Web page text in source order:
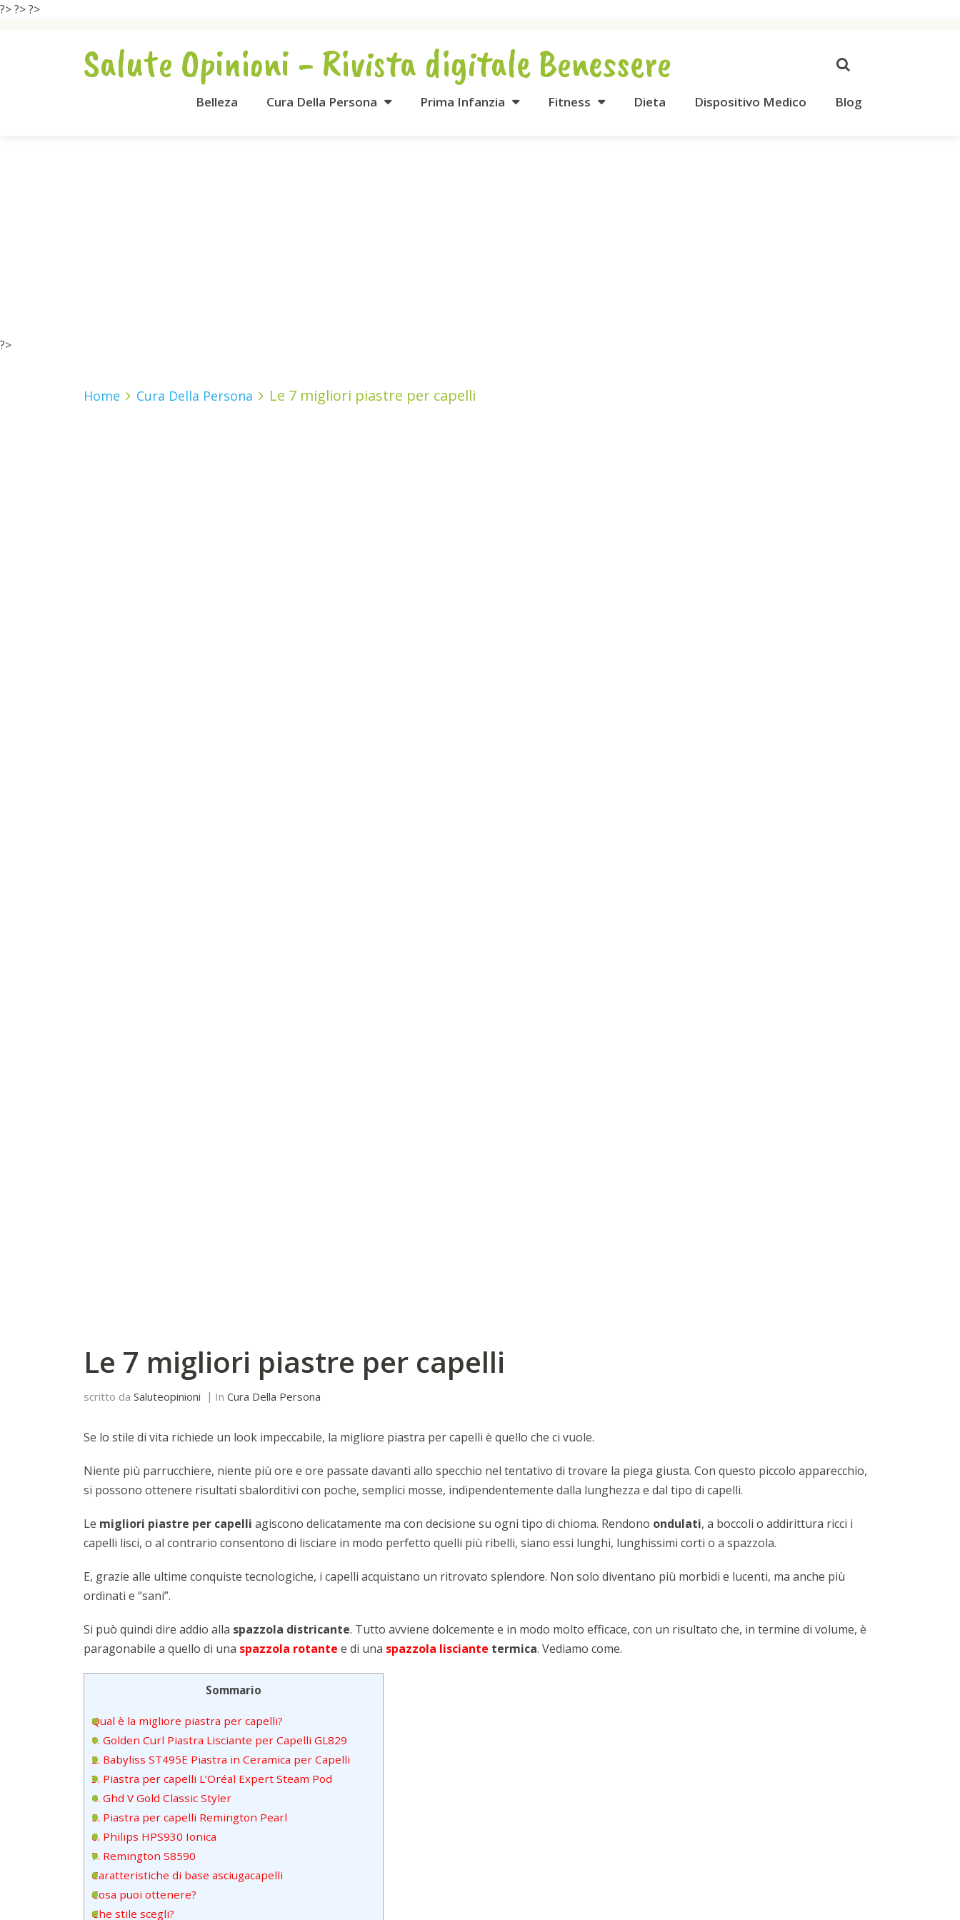
?>?>?>
Salute Opinioni - Rivista digitale Benessere
Belleza Cura Della Persona Prima Infanzia Fitness Dieta Dispositivo Medico Blog
?>
Home Cura Della Persona Le 7 migliori piastre per capelli
Le 7 migliori piastre per capelli
scritto da Saluteopinioni In Cura Della Persona
Se lo stile di vita richiede un look impeccabile, la migliore piastra per capelli è quello che ci vuole.
Niente più parrucchiere, niente più ore e ore passate davanti allo specchio nel tentativo di trovare la piega giusta. Con questo piccolo apparecchio,
si possono ottenere risultati sbalorditivi con poche, semplici mosse, indipendentemente dalla lunghezza e dal tipo di capelli.
Le migliori piastre per capelli agiscono delicatamente ma con decisione su ogni tipo di chioma. Rendono ondulati, a boccoli o addirittura ricci i
capelli lisci, o al contrario consentono di lisciare in modo perfetto quelli più ribelli, siano essi lunghi, lunghissimi corti o a spazzola.
E, grazie alle ultime conquiste tecnologiche, i capelli acquistano un ritrovato splendore. Non solo diventano più morbidi e lucenti, ma anche più
ordinati e “sani”.
Si può quindi dire addio alla spazzola districante. Tutto avviene dolcemente e in modo molto efficace, con un risultato che, in termine di volume, è
paragonabile a quello di una spazzola rotante e di una spazzola lisciante termica. Vediamo come.
Sommario
Qual è la migliore piastra per capelli?
1. Golden Curl Piastra Lisciante per Capelli GL829
2. Babyliss ST495E Piastra in Ceramica per Capelli
3. Piastra per capelli L’Oréal Expert Steam Pod
4. Ghd V Gold Classic Styler
5. Piastra per capelli Remington Pearl
6. Philips HPS930 Ionica
7. Remington S8590
Caratteristiche di base asciugacapelli
Cosa puoi ottenere?
Che stile scegli?